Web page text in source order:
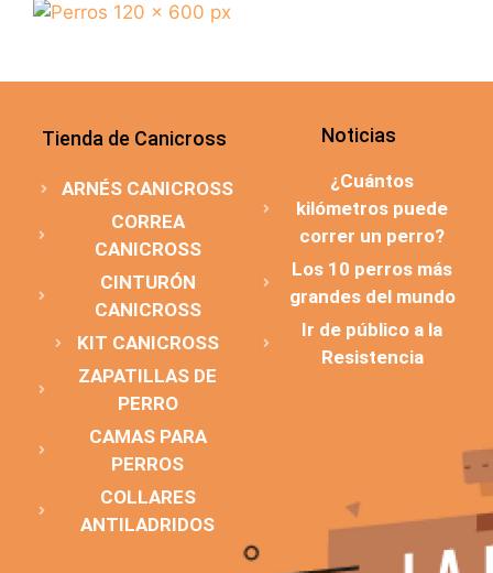
Tienda de Canicross
ARNÉS CANICROSS
CORREA
CANICROSS
CINTURÓN
CANICROSS
KIT CANICROSS
ZAPATILLAS DE
PERRO
CAMAS PARA
PERROS
COLLARES
ANTILADRIDOS
Noticias
¿Cuántos
kilómetros puede
correr un perro?
Los 10 perros más
grandes del mundo
Ir de público a la
Resistencia